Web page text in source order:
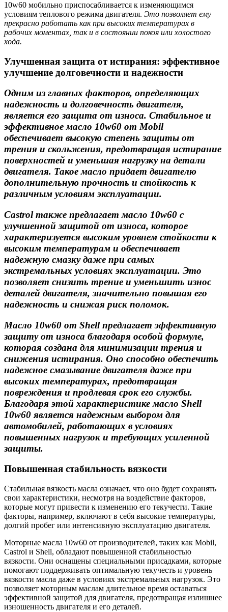
10w60 мобильно приспосабливается к изменяющимся
условиям теплового режима двигателя. Это позволяет ему
прекрасно работать как при высоких температурах в
рабочих моментах, так и в состоянии покоя или холостого
хода.
Улучшенная защита от истирания: эффективное
улучшение долговечности и надежности
Одним из главных факторов, определяющих
надежность и долговечность двигателя,
является его защита от износа. Стабильное и
эффективное масло 10w60 от Mobil
обеспечивает высокую степень защиты от
трения и скольжения, предотвращая истирание
поверхностей и уменьшая нагрузку на детали
двигателя. Такое масло придает двигателю
дополнительную прочность и стойкость к
различным условиям эксплуатации.
Castrol также предлагает масло 10w60 с
улучшенной защитой от износа, которое
характеризуется высоким уровнем стойкости к
высоким температурам и обеспечивает
надежную смазку даже при самых
экстремальных условиях эксплуатации. Это
позволяет снизить трение и уменьшить износ
деталей двигателя, значительно повышая его
надежность и снижая риск поломок.
Масло 10w60 от Shell предлагает эффективную
защиту от износа благодаря особой формуле,
которая создана для минимизации трения и
снижения истирания. Оно способно обеспечить
надежное смазывание двигателя даже при
высоких температурах, предотвращая
повреждения и продлевая срок его службы.
Благодаря этой характеристике масло Shell
10w60 является надежным выбором для
автомобилей, работающих в условиях
повышенных нагрузок и требующих усиленной
защиты.
Повышенная стабильность вязкости
Стабильная вязкость масла означает, что оно будет сохранять
свои характеристики, несмотря на воздействие факторов,
которые могут привести к изменению его текучести. Такие
факторы, например, включают в себя высокие температуры,
долгий пробег или интенсивную эксплуатацию двигателя.
Моторные масла 10w60 от производителей, таких как Mobil,
Castrol и Shell, обладают повышенной стабильностью
вязкости. Они оснащены специальными присадками, которые
помогают поддерживать оптимальную текучесть и уровень
вязкости масла даже в условиях экстремальных нагрузок. Это
позволяет моторным маслам длительное время оставаться
эффективной защитой для двигателя, предотвращая излишнее
изношенность двигателя и его деталей.